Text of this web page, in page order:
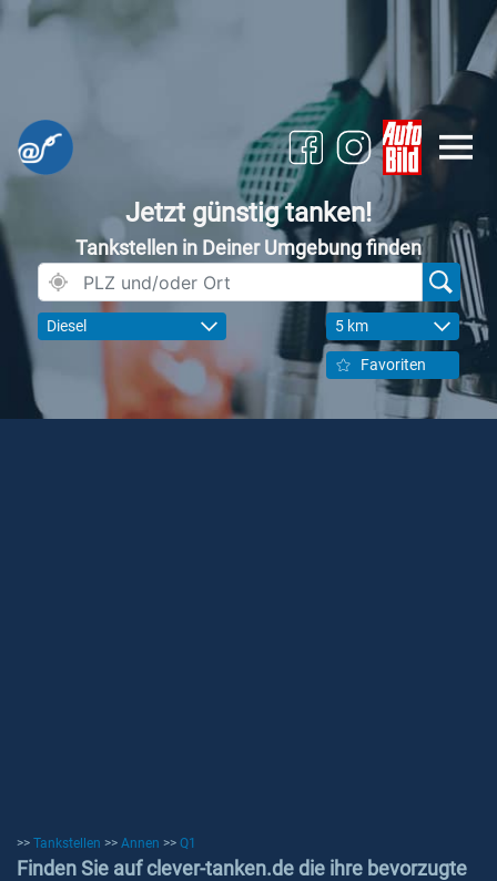
Jetzt günstig tanken!
Tankstellen in Deiner Umgebung finden
Diesel 5 km
Favoriten
>> Tankstellen >> Annen >> Q1
Finden Sie auf clever-tanken.de die ihre bevorzugte